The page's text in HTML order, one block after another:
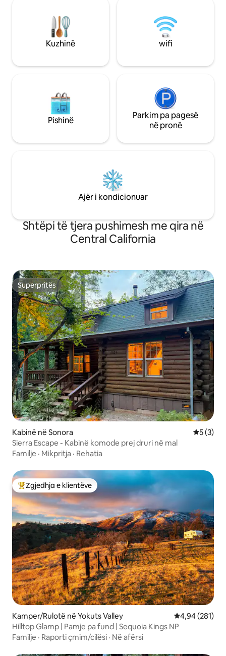
a/c & ngrohje, frigorifer, sobë, të gjitha
mjetet e kuzhinës. Argëtim pa fund për t
VIZITORË NËN 18
Kuzhinë wifi
Pishinë
Parkim pa pagesë
në pronë
Ajër i kondicionuar
Shtëpi të tjera pushimesh me qira në
Central California
Superpritës
Superpritës
Kabinë në Sonora
5 (3)
Sierra Escape - Kabinë komode prej druri në mal
Familje · Mikpritja · Rehatia
Më të mirat e zgjedhjeve të klientëve
Zgjedhja e klientëve
Kamper/Rulotë në Yokuts Valley Vlerësimi
4,94 (281)
Hilltop Glamp | Pamje pa fund | Sequoia Kings NP
Familje · Raporti çmim/cilësi · Në afërsi